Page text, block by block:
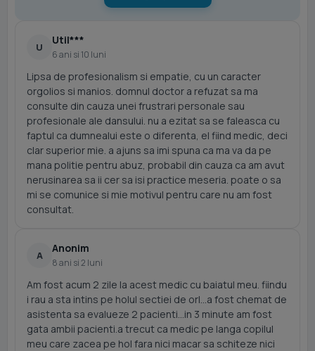
U
Util***
6 ani si 10 luni
Lipsa de profesionalism si empatie, cu un caracter
orgolios si manios. domnul doctor a refuzat sa ma
consulte din cauza unei frustrari personale sau
profesionale ale dansului. nu a ezitat sa se faleasca cu
faptul ca dumnealui este o diferenta, el fiind medic, deci
clar superior mie. a ajuns sa imi spuna ca ma va da pe
mana politie pentru abuz, probabil din cauza ca am avut
nerusinarea sa ii cer sa isi practice meseria. poate o sa
mi se comunice si mie motivul pentru care nu am fost
consultat.
A
Anonim
8 ani si 2 luni
Am fost acum 2 zile la acest medic cu baiatul meu. fiindu
i rau a sta intins pe holul sectiei de orl...a fost chemat de
asistenta sa evalueze 2 pacienti...in 3 minute am fost
gata ambii pacienti.a trecut ca medic pe langa copilul
meu care zacea pe hol fara nici macar sa schiteze nici